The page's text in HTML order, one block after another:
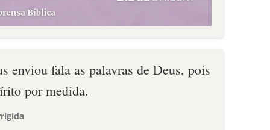
enviou fala as palavras de Deus, pois
por medida.